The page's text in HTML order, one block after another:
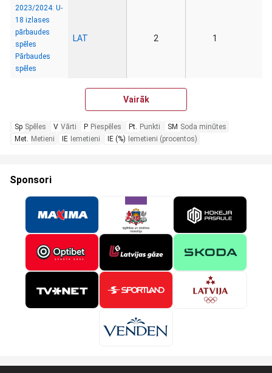
2023/2024: U-
18 izlases
pārbaudes
spēles
Pārbaudes
spēles
LAT 2 1
Vairāk
Sp Spēles V Vārti P Piespēles Pt. Punkti SM Soda minūtes
Met. Metieni IE Iemetieni IE (%) Iemetieni (procentos)
Sponsori